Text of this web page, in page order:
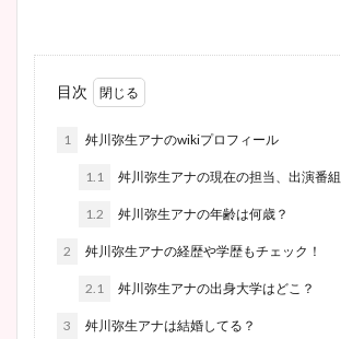
目次
1 舛川弥生アナのwikiプロフィール
1.1 舛川弥生アナの現在の担当、出演番組
1.2 舛川弥生アナの年齢は何歳？
2 舛川弥生アナの経歴や学歴もチェック！
2.1 舛川弥生アナの出身大学はどこ？
3 舛川弥生アナは結婚してる？